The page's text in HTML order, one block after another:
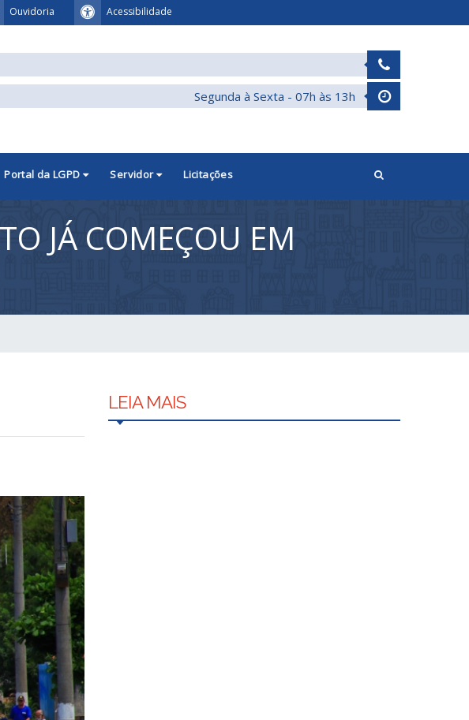
Acessibilidade
Ouvidoria
Segunda à Sexta - 07h às 13h
Portal da LGPD Servidor Licitações
JÁ COMEÇOU EM
LEIA MAIS